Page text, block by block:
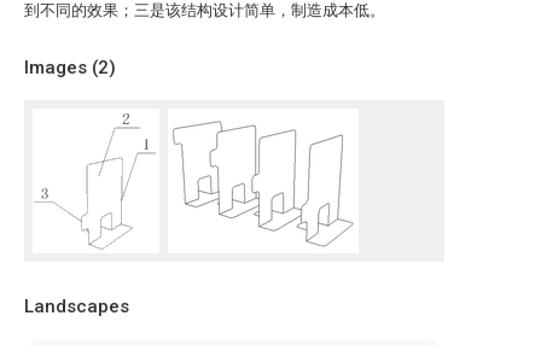
到不同的效果；三是该结构设计简单，制造成本低。
Images (2)
Landscapes